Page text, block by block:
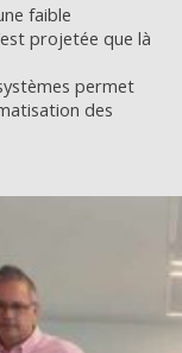
faible
projetée que là
permet
des